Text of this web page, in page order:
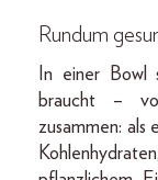
Rundum
In einer Bowl
braucht –
zusammen: als